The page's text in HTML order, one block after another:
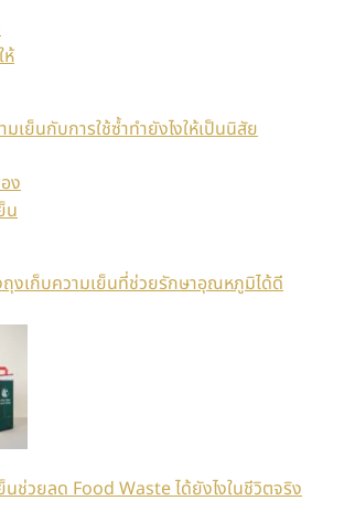
มเย็นกับการใช้ซ้ำทำยังไงให้เป็นนิสัย
เก็บความเย็นที่ช่วยรักษาอุณหภูมิได้ดี
นช่วยลด Food Waste ได้ยังไงในชีวิตจริง